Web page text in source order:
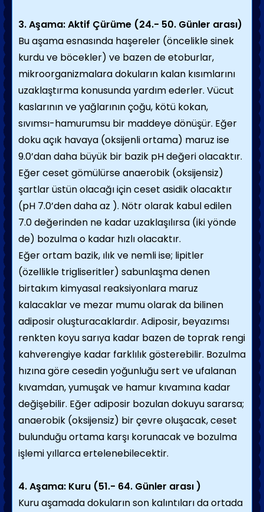
3. Aşama: Aktif Çürüme (24.- 50. Günler arası)
Bu aşama esnasında haşereler (öncelikle sinek
kurdu ve böcekler) ve bazen de etoburlar,
mikroorganizmalara dokuların kalan kısımlarını
uzaklaştırma konusunda yardım ederler. Vücut
kaslarının ve yağlarının çoğu, kötü kokan,
sıvımsı-hamurumsu bir maddeye dönüşür. Eğer
doku açık havaya (oksijenli ortama) maruz ise
9.0’dan daha büyük bir bazik pH değeri olacaktır.
Eğer ceset gömülürse anaerobik (oksijensiz)
şartlar üstün olacağı için ceset asidik olacaktır
(pH 7.0’den daha az ). Nötr olarak kabul edilen
7.0 değerinden ne kadar uzaklaşılırsa (iki yönde
de) bozulma o kadar hızlı olacaktır.
Eğer ortam bazik, ılık ve nemli ise; lipitler
(özellikle trigliseritler) sabunlaşma denen
birtakım kimyasal reaksiyonlara maruz
kalacaklar ve mezar mumu olarak da bilinen
adiposir oluşturacaklardır. Adiposir, beyazımsı
renkten koyu sarıya kadar bazen de toprak rengi
kahverengiye kadar farklılık gösterebilir. Bozulma
hızına göre cesedin yoğunluğu sert ve ufalanan
kıvamdan, yumuşak ve hamur kıvamına kadar
değişebilir. Eğer adiposir bozulan dokuyu sararsa;
anaerobik (oksijensiz) bir çevre oluşacak, ceset
bulunduğu ortama karşı korunacak ve bozulma
işlemi yıllarca ertelenebilecektir.
4. Aşama: Kuru (51.- 64. Günler arası )
Kuru aşamada dokuların son kalıntıları da ortada